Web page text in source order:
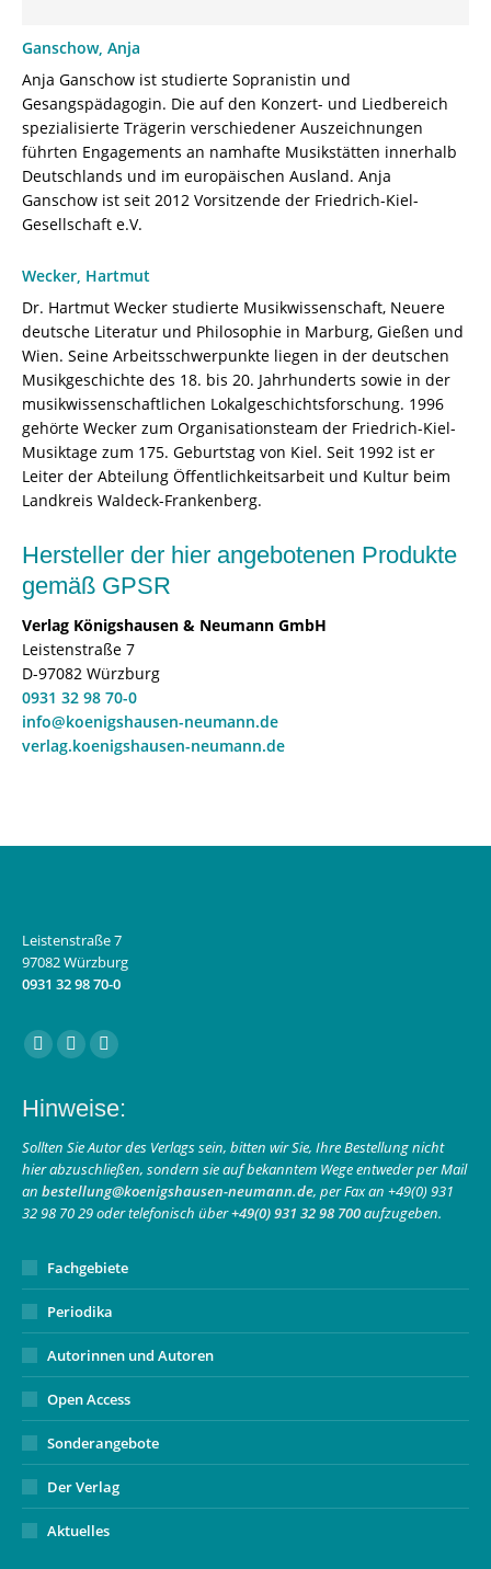
Ganschow, Anja
Anja Ganschow ist studierte Sopranistin und
Gesangspädagogin. Die auf den Konzert- und Liedbereich
spezialisierte Trägerin verschiedener Auszeichnungen
führten Engagements an namhafte Musikstätten innerhalb
Deutschlands und im europäischen Ausland. Anja
Ganschow ist seit 2012 Vorsitzende der Friedrich-Kiel-
Gesellschaft e.V.
Wecker, Hartmut
Dr. Hartmut Wecker studierte Musikwissenschaft, Neuere
deutsche Literatur und Philosophie in Marburg, Gießen und
Wien. Seine Arbeitsschwerpunkte liegen in der deutschen
Musikgeschichte des 18. bis 20. Jahrhunderts sowie in der
musikwissenschaftlichen Lokalgeschichtsforschung. 1996
gehörte Wecker zum Organisationsteam der Friedrich-Kiel-
Musiktage zum 175. Geburtstag von Kiel. Seit 1992 ist er
Leiter der Abteilung Öffentlichkeitsarbeit und Kultur beim
Landkreis Waldeck-Frankenberg.
Hersteller der hier angebotenen Produkte
gemäß GPSR
Verlag Königshausen & Neumann GmbH
Leistenstraße 7
D-97082 Würzburg
0931 32 98 70-0
info@koenigshausen-neumann.de
verlag.koenigshausen-neumann.de
Leistenstraße 7
97082 Würzburg
0931 32 98 70-0
Finden Sie uns auf:
Facebook
opens
in
new
window
Instagram
opens
in
new
window
E-
page
opens
in
new
window
Hinweise:
Sollten Sie Autor des Verlags sein, bitten wir Sie, Ihre Bestellung nicht
hier abzuschließen, sondern sie auf bekanntem Wege entweder per Mail
an bestellung@koenigshausen-neumann.de, per Fax an +49(0) 931
32 98 70 29 oder telefonisch über+49(0) 931 32 98 700aufzugeben.
Fachgebiete
Periodika
Autorinnen und Autoren
Open Access
Sonderangebote
Der Verlag
Aktuelles